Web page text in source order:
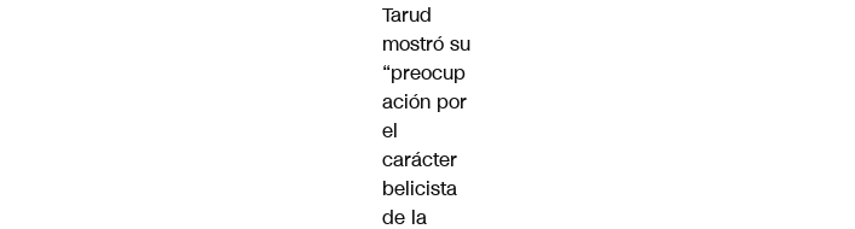
Tarud
mostró su
“preocup
ación por
el
carácter
belicista
de la